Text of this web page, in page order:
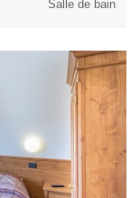
Salle de bain